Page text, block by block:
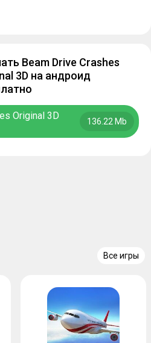
Beam Drive Crashes
3D на андроид
Original 3D
136.22 Mb
Все игры